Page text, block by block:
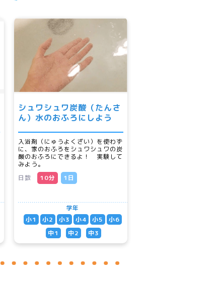
シュワシュワ炭酸（たんさ
ん）水のおふろにしよう
入浴剤（にゅうよくざい）を使わず
に、家のおふろをシュワシュワの炭
酸のおふろにできるよ！ 実験して
みよう。
日数
10分 1日
学年
小1
小2 小3 小4 小5
小6
中1
中2 中3